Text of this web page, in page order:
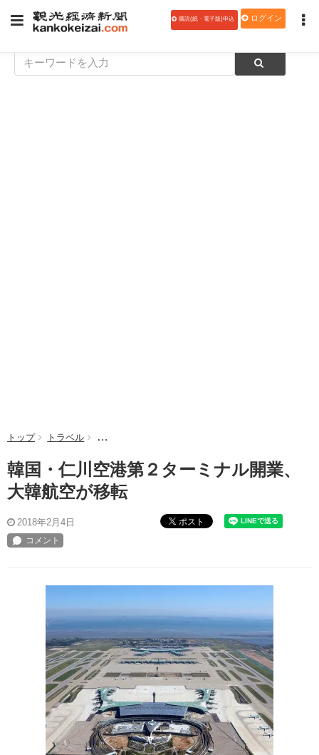
購読(紙・電子版)申込 ログイン
トップ トラベル 韓国・仁川空港第２ターミナル開業、大韓航空が
韓国・仁川空港第２ターミナル開業、
大韓航空が移転
2018年2月4日 ポスト